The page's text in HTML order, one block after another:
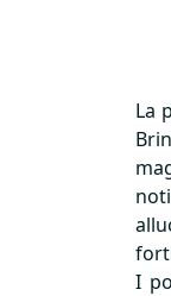
La
I